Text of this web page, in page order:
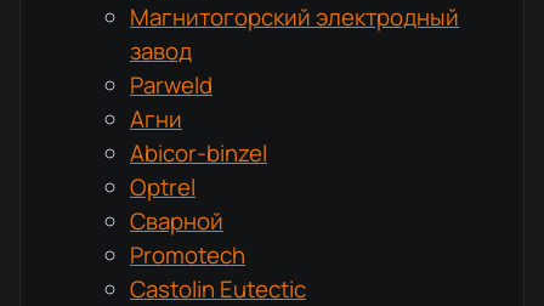
Магнитогорский электродный
завод
Parweld
Агни
Abicor-binzel
Optrel
Сварной
Promotech
Castolin Eutectic